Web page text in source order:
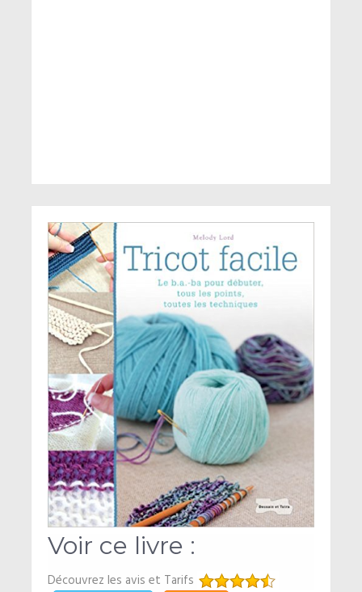
Voir ce livre :
Découvrez les avis et Tarifs